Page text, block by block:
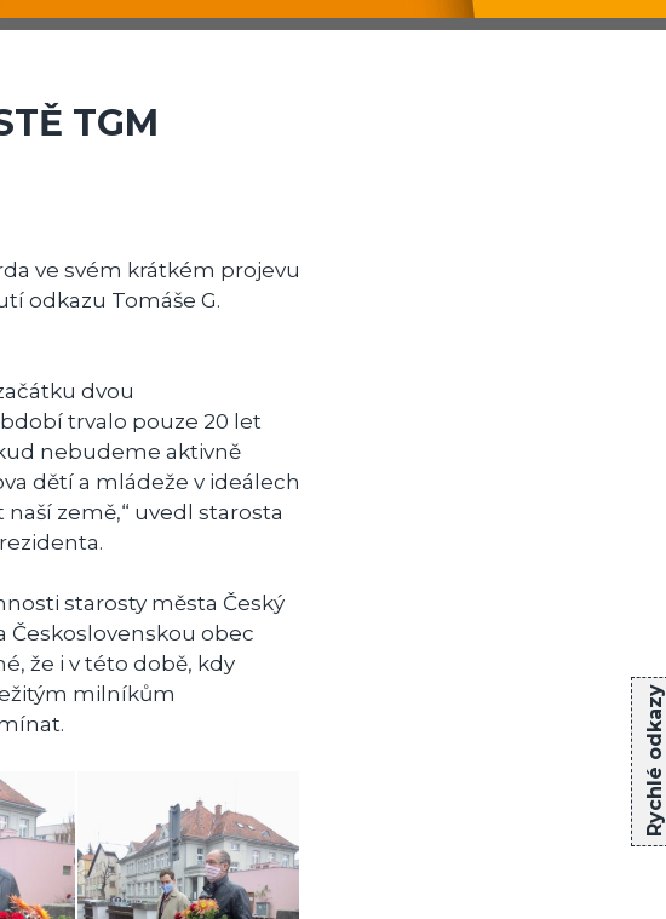
Rychlé odkazy
TGM
ve svém krátkém projevu
odkazu Tomáše G.
dvou
trvalo pouze 20 let
nebudeme aktivně
dětí a mládeže v ideálech
země,“ uvedl starosta
starosty města Český
Československou obec
že i v této době, kdy
milníkům